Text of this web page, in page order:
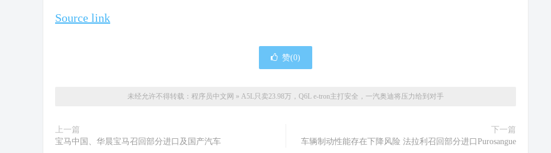
Source link
赞(0)
未经允许不得转载： 程序员中文网 » A5L只卖23.98万，Q6L e-tron主打安全，一汽奥迪将压力给到对手
上一篇
宝马中国、华晨宝马召回部分进口及国产汽车
下一篇
车辆制动性能存在下降风险 法拉利召回部分进口Purosangue